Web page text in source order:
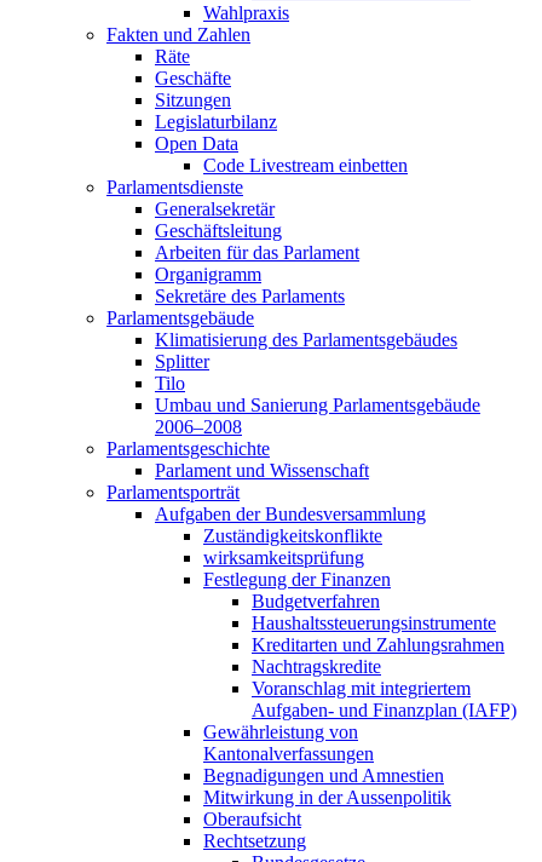
Wahlpraxis
Fakten und Zahlen
Räte
Geschäfte
Sitzungen
Legislaturbilanz
Open Data
Code Livestream einbetten
Parlamentsdienste
Generalsekretär
Geschäftsleitung
Arbeiten für das Parlament
Organigramm
Sekretäre des Parlaments
Parlamentsgebäude
Klimatisierung des Parlamentsgebäudes
Splitter
Tilo
Umbau und Sanierung Parlamentsgebäude
2006–2008
Parlamentsgeschichte
Parlament und Wissenschaft
Parlamentsporträt
Aufgaben der Bundesversammlung
Zuständigkeitskonflikte
wirksamkeitsprüfung
Festlegung der Finanzen
Budgetverfahren
Haushaltssteuerungsinstrumente
Kreditarten und Zahlungsrahmen
Nachtragskredite
Voranschlag mit integriertem
Aufgaben- und Finanzplan (IAFP)
Gewährleistung von
Kantonalverfassungen
Begnadigungen und Amnestien
Mitwirkung in der Aussenpolitik
Oberaufsicht
Rechtsetzung